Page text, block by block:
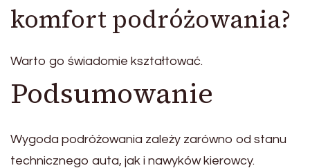
komfort podróżowania?
Warto go świadomie kształtować.
Podsumowanie
Wygoda podróżowania zależy zarówno od stanu
technicznego auta, jak i nawyków kierowcy.